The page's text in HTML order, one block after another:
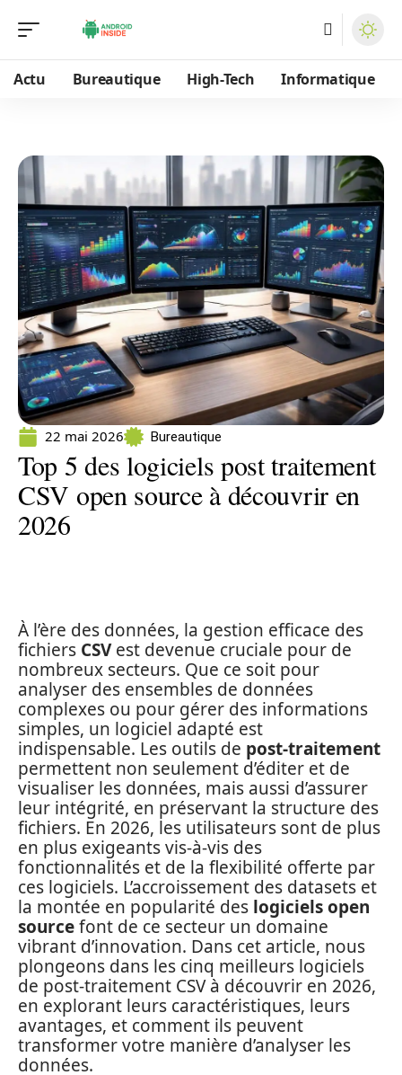
Actu Bureautique High-Tech Informatique
22 mai 2026 Bureautique
Top 5 des logiciels post traitement
CSV open source à découvrir en
2026
À l’ère des données, la gestion efficace des
fichiers CSVest devenue cruciale pour de
nombreux secteurs. Que ce soit pour
analyser des ensembles de données
complexes ou pour gérer des informations
simples, un logiciel adapté est
indispensable. Les outils de post-traitement
permettent non seulement d’éditer et de
visualiser les données, mais aussi d’assurer
leur intégrité, en préservant la structure des
fichiers. En 2026, les utilisateurs sont de plus
en plus exigeants vis-à-vis des
fonctionnalités et de la flexibilité offerte par
ces logiciels. L’accroissement des datasets et
la montée en popularité des logiciels open
sourcefont de ce secteur un domaine
vibrant d’innovation. Dans cet article, nous
plongeons dans les cinq meilleurs logiciels
de post-traitement CSV à découvrir en 2026,
en explorant leurs caractéristiques, leurs
avantages, et comment ils peuvent
transformer votre manière d’analyser les
données.